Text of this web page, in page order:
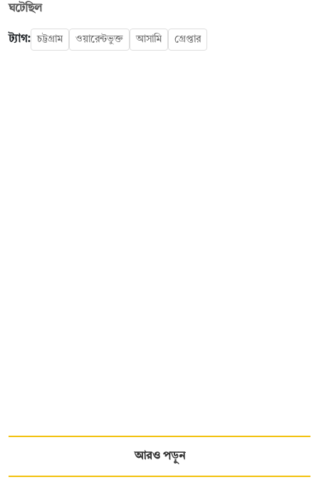
ঘটেছিল
ট্যাগ: চট্টগ্রাম ওয়ারেন্টভুক্ত আসামি গ্রেপ্তার
আরও পড়ুন